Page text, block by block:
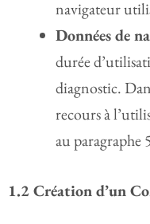
navigateur
Données de
durée
diagnostic.
recours à
au paragraphe
1.2 Création d’un